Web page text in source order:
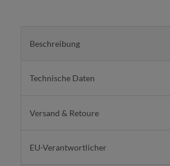
Beschreibung
Technische Daten
Versand & Retoure
EU-Verantwortlicher